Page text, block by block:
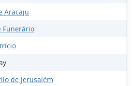
Aracaju
Funerário
de Jerusalém